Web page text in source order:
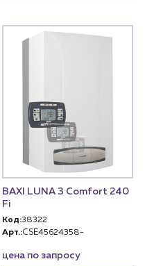
BAXI LUNA 3 Comfort 240
Fi
Код:38322
Арт.:CSE45624358-
цена по запросу